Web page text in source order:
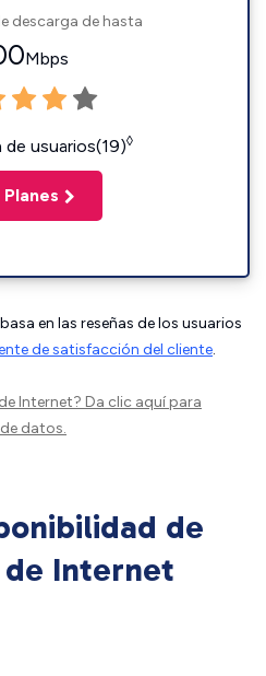
descarga de hasta
Mbps
usuarios(19)◊
en las reseñas de los usuarios
de satisfacción del cliente.
Internet? Da clic aquípara
datos.
de
de Internet